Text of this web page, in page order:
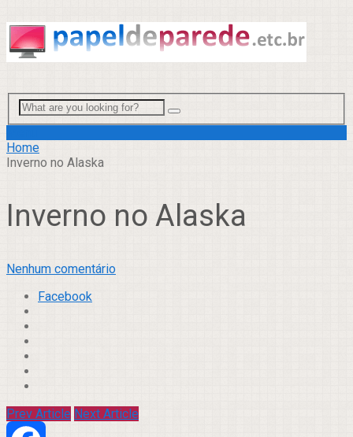
Home
Inverno no Alaska
Inverno no Alaska
Nenhum comentário
Facebook
Prev Article Next Article